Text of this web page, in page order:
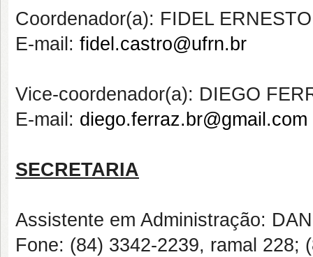
Coordenador(a): FIDEL
E-mail: fidel.castro@ufrn.br
Vice-coordenador(a): DIEGO
E-mail: diego.ferraz.br@gmail.com
SECRETARIA
Assistente em Administração:
Fone: (84) 3342-2239, ramal 228;